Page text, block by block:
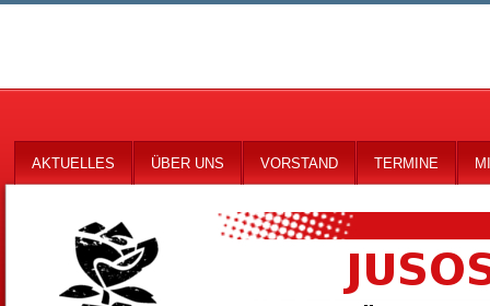
AKTUELLES ÜBER UNS VORSTAND TERMINE